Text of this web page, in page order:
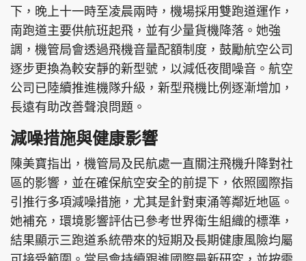
頭條日報 星島環球 The Standard
親子王 Oh!爸媽 JobMarket
頭條搵工 EDUPLUS
關於我們
聯絡我們
使用條款
版權及免責聲明
下，晚上十一時至凌晨兩時，機場採用雙跑道運作，
南跑道主要供航班起飛，並有少量貨機降落。她強
調，機管局會透過飛機音量配額制度，鼓勵航空公司
逐步更換為較安靜的新型號，以減低夜間噪音。航空
公司已陸續推進機隊升級，新型飛機比例逐漸增加，
長遠有助改善聲浪問題。
減噪措施與健康影響
陳美寶指出，機管局及民航處一直關注飛機升降對社
區的影響，並在確保航空安全的前提下，依照國際指
引推行多項減噪措施，尤其是針對東涌等鄰近地區。
她補充，環境影響評估已參考世界衛生組織的標準，
結果顯示三跑道系統帶來的短期及長期健康風險均屬